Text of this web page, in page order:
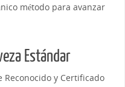
método para avanzar
Estándar
Reconocido y Certificado